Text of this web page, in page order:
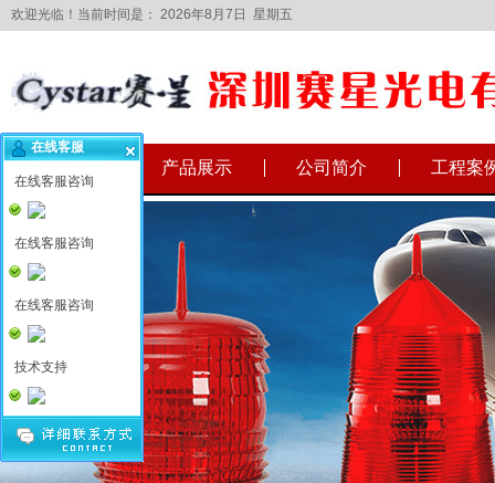
欢迎光临！当前时间是： 2026年8月7日 星期五
网站首页 产品展示 公司简介 工程案
在线客服
在线客服咨询
在线客服咨询
在线客服咨询
技术支持